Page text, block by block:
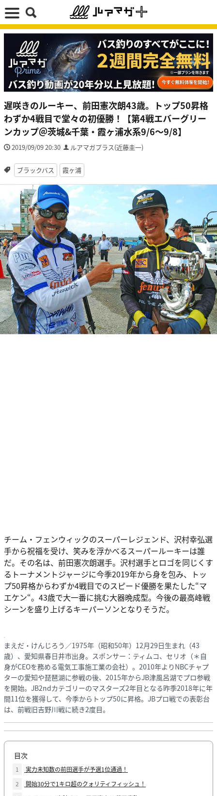
遅咲きのルーキー、前田憲次朗43歳。トップ50昇格
わずか4戦目で堂々の初優勝！【第4戦エバーグリー
ンカップ＠茨城&千葉・霞ヶ浦水系9/6～9/8】
2019/09/09 20:30 ルアマガプラス(近藤圭一)
ブラックバス 霞ヶ浦
チーム・フェンウィックのスーパーレジェンド、沢村幸弘選
手から祝福を受け、笑みを浮かべるスーパールーキーは誰
だ。その名は、前田憲次朗選手。沢村選手とロゴを同じくす
るトーナメントジャージに今季2019年から身を包み、トッ
プ50昇格からわずか4戦目でのスピード優勝を果たした“マ
エケン“。43歳で大一番に挑む大器晩成型。今後の最高峰戦
シーンを盛り上げるキーパーソンとなりそうだ。
まえだ・けんじろう／1975年（昭和50年）12月29日生まれ（43
歳）、愛知県春日井市出身。スポンサー：ティムコ、セリオ（＊自
身がCEOを務める電気工事施工業の会社）。2010年よりNBCチャプ
ターの愛知や琵琶湖に参戦の後、2015年からJB津風呂湖でプロ参戦
を開始。JB2ndカテゴリーのマスターズ2年目となる昨季2018年に年
間11位を獲得して、今季からトップ50に昇格。JBプロ戦での表彰台
は、前戦旧吉野川戦に続き2度目。
目次
1
実力未知数の前田選手が予選1位通過！
2
開始30分で1キロ超のクォリティフィッシュ！